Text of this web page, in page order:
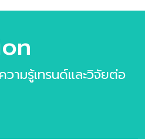
รมของผู้บริโภคเปลี่ยนไปในยุค
คลิ๊กสั่งซื้อได้ที่นี่ 👇🏻 หรือติดต่อ
ได้ที่ :https://lin.ee/1JZO7Nc
ามรู้เทรนด์และวิจัยต่อ